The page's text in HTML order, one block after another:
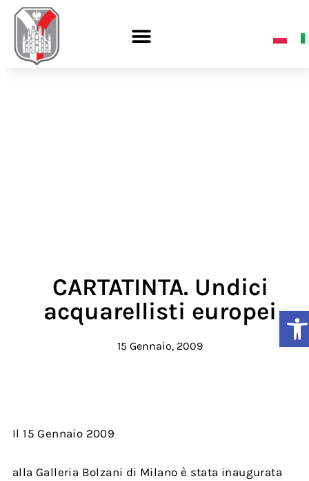
CARTATINTA. Undici
acquarellisti europei
15 Gennaio, 2009
Il 15 Gennaio 2009
alla Galleria Bolzani di Milano è stata inaugurata